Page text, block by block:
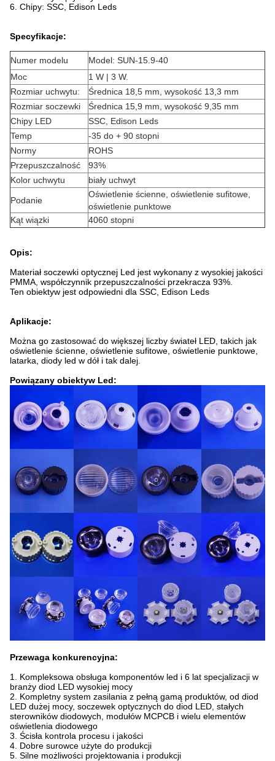
6. Chipy: SSC, Edison Leds
Specyfikacje:
Numer modelu
Model: SUN-15.9-40
Moc
1 W | 3 W.
Rozmiar uchwytu:
Średnica 18,5 mm, wysokość 13,3 mm
Rozmiar soczewki
Średnica 15,9 mm, wysokość 9,35 mm
Chipy LED
SSC, Edison Leds
Temp
-35 do + 90 stopni
Normy
ROHS
Przepuszczalność
93%
Kolor uchwytu
biały uchwyt
Podanie
Oświetlenie ścienne, oświetlenie sufitowe,
oświetlenie punktowe
Kąt wiązki
4060 stopni
Opis:
Materiał soczewki optycznej Led jest wykonany z wysokiej jakości
PMMA, współczynnik przepuszczalności przekracza 93%.
Ten obiektyw jest odpowiedni dla SSC, Edison Leds
Aplikacje:
Można go zastosować do większej liczby świateł LED, takich jak
oświetlenie ścienne, oświetlenie sufitowe, oświetlenie punktowe,
latarka, diody led w dół i tak dalej.
Powiązany obiektyw Led:
Przewaga konkurencyjna:
1. Kompleksowa obsługa komponentów led i 6 lat specjalizacji w
branży diod LED wysokiej mocy
2. Kompletny system zasilania z pełną gamą produktów, od diod
LED dużej mocy, soczewek optycznych do diod LED, stałych
sterowników diodowych, modułów MCPCB i wielu elementów
oświetlenia diodowego
3. Ścisła kontrola procesu i jakości
4. Dobre surowce użyte do produkcji
5. Silne możliwości projektowania i produkcji